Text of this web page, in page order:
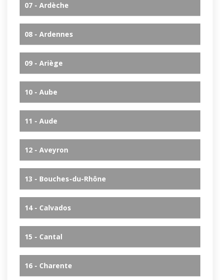
07 - Ardèche
08 - Ardennes
09 - Ariège
10 - Aube
11 - Aude
12 - Aveyron
13 - Bouches-du-Rhône
14 - Calvados
15 - Cantal
16 - Charente